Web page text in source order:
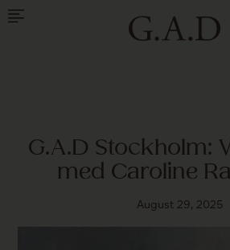
G.A.D Stockholm:
med Caroline
August 29, 2025